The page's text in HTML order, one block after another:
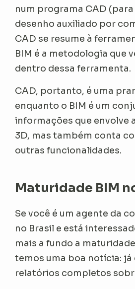
num programa CAD
desenho auxiliado por
CAD se resume à
BIM é a metodologia que
dentro dessa ferramenta.
CAD, portanto, é uma
enquanto o BIM é um
informações que envolve
3D, mas também conta
outras funcionalidades.
Maturidade BIM
Se você é um agente da
no Brasil e está
mais a fundo a
temos uma boa notícia: já
relatórios completos